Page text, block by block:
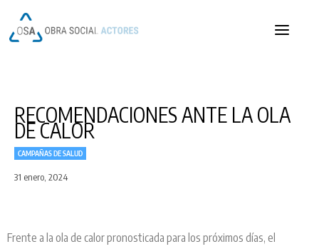
CAMPAÑAS DE SALUD
RECOMENDACIONES ANTE LA OLA
DE CALOR
31 enero, 2024
Frente a la ola de calor pronosticada para los próximos días, el